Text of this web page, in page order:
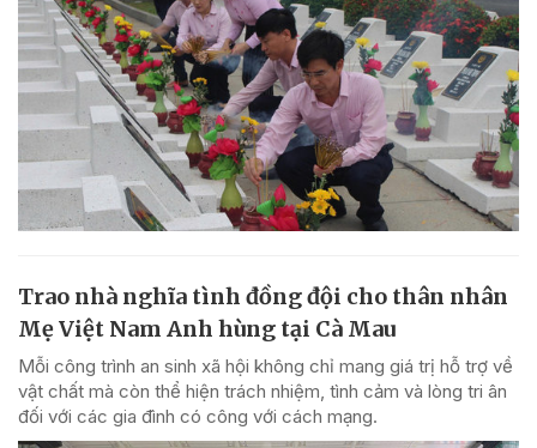
Trao nhà nghĩa tình đồng đội cho thân nhân
Mẹ Việt Nam Anh hùng tại Cà Mau
Mỗi công trình an sinh xã hội không chỉ mang giá trị hỗ trợ về
vật chất mà còn thể hiện trách nhiệm, tình cảm và lòng tri ân
đối với các gia đình có công với cách mạng.